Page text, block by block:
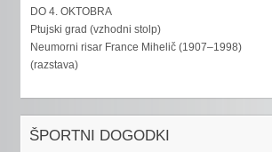
DO 4. OKTOBRA
Ptujski grad (vzhodni stolp)
Neumorni risar France Mihelič (1907–1998)
(razstava)
ŠPORTNI DOGODKI